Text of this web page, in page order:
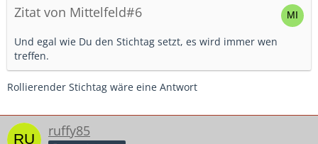
Zitat von Mittelfeld#6
Und egal wie Du den Stichtag setzt, es wird immer wen
treffen.
Rollierender Stichtag wäre eine Antwort
ruffy85